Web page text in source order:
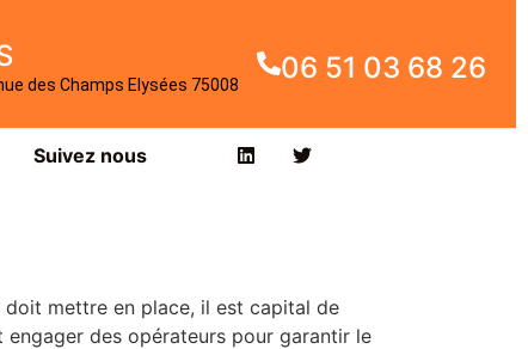
des Champs Elysées 75008 06 51 03 68 26
Suivez nous
doit mettre en place, il est capital de
des opérateurs pour garantir le